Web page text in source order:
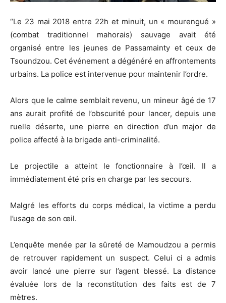
“Le 23 mai 2018 entre 22h et minuit, un « mourengué »
(combat traditionnel mahorais) sauvage avait été
organisé entre les jeunes de Passamainty et ceux de
Tsoundzou. Cet événement a dégénéré en affrontements
urbains. La police est intervenue pour maintenir l’ordre.
Alors que le calme semblait revenu, un mineur âgé de 17
ans aurait profité de l’obscurité pour lancer, depuis une
ruelle déserte, une pierre en direction d’un major de
police affecté à la brigade anti-criminalité.
Le projectile a atteint le fonctionnaire à l’œil. Il a
immédiatement été pris en charge par les secours.
Malgré les efforts du corps médical, la victime a perdu
l’usage de son œil.
L’enquête menée par la sûreté de Mamoudzou a permis
de retrouver rapidement un suspect. Celui ci a admis
avoir lancé une pierre sur l’agent blessé. La distance
évaluée lors de la reconstitution des faits est de 7
mètres.